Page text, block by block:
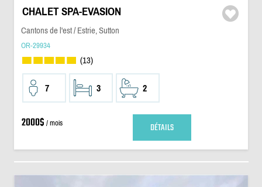
CHALET SPA-EVASION
Cantons de l'est / Estrie, Sutton
OR-29934
(13)
7 3 2
2000$ / mois DÉTAILS